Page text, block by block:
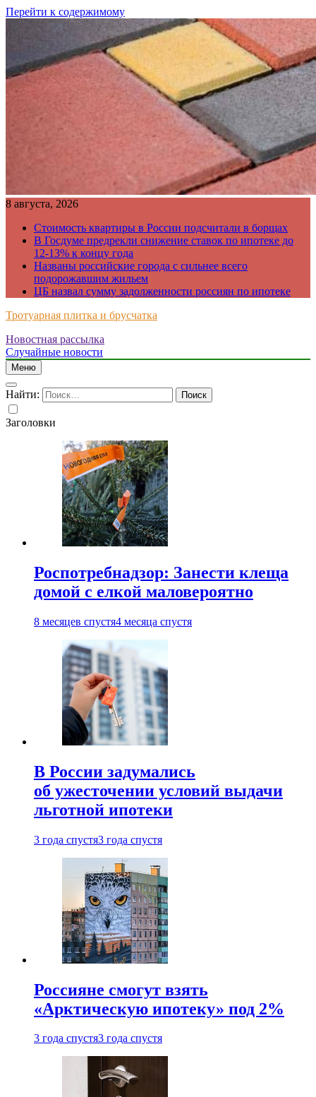
Перейти к содержимому
8 августа, 2026
Стоимость квартиры в России подсчитали в борщах
В Госдуме предрекли снижение ставок по ипотеке до
12-13% к концу года
Названы российские города с сильнее всего
подорожавшим жильем
ЦБ назвал сумму задолженности россиян по ипотеке
Тротуарная плитка и брусчатка
Just another WordPress site
Новостная рассылка
Случайные новости
Меню
Найти:
Заголовки
Роспотребнадзор: Занести клеща
домой с елкой маловероятно
8 месяцев спустя4 месяца спустя
В России задумались
об ужесточении условий выдачи
льготной ипотеки
3 года спустя3 года спустя
Россияне смогут взять
«Арктическую ипотеку» под 2%
3 года спустя3 года спустя